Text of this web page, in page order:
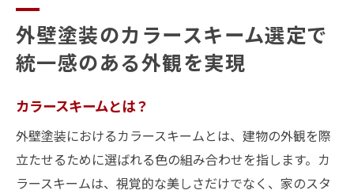
外壁塗装のカラースキーム選定で
統一感のある外観を実現
カラースキームとは？
外壁塗装におけるカラースキームとは、建物の外観を際
立たせるために選ばれる色の組み合わせを指します。カ
ラースキームは、視覚的な美しさだけでなく、家のスタ